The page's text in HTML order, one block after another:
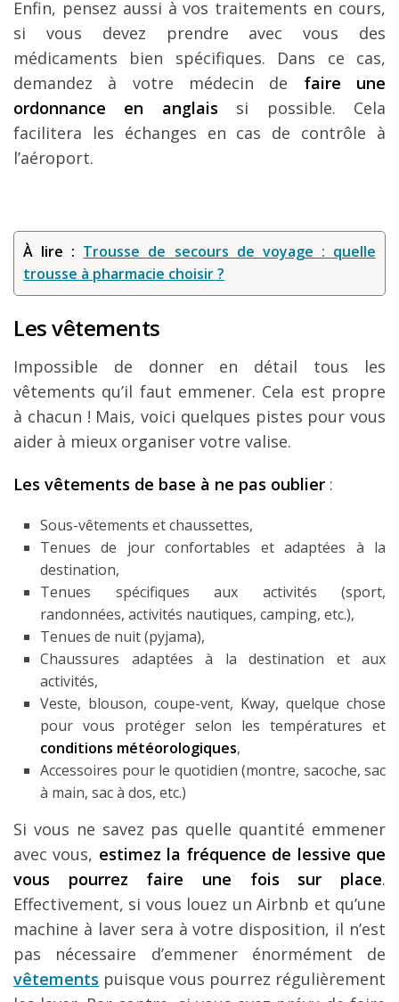
Enfin, pensez aussi à vos traitements en cours,
si vous devez prendre avec vous des
médicaments bien spécifiques. Dans ce cas,
demandez à votre médecin de faire une
ordonnance en anglais si possible. Cela
facilitera les échanges en cas de contrôle à
l’aéroport.
À lire : Trousse de secours de voyage : quelle
trousse à pharmacie choisir ?
Les vêtements
Impossible de donner en détail tous les
vêtements qu’il faut emmener. Cela est propre
à chacun ! Mais, voici quelques pistes pour vous
aider à mieux organiser votre valise.
Les vêtements de base à ne pas oublier :
Sous-vêtements et chaussettes,
Tenues de jour confortables et adaptées à la
destination,
Tenues spécifiques aux activités (sport,
randonnées, activités nautiques, camping, etc.),
Tenues de nuit (pyjama),
Chaussures adaptées à la destination et aux
activités,
Veste, blouson, coupe-vent, Kway, quelque chose
pour vous protéger selon les températures et
conditions météorologiques,
Accessoires pour le quotidien (montre, sacoche, sac
à main, sac à dos, etc.)
Si vous ne savez pas quelle quantité emmener
avec vous, estimez la fréquence de lessive que
vous pourrez faire une fois sur place.
Effectivement, si vous louez un Airbnb et qu’une
machine à laver sera à votre disposition, il n’est
pas nécessaire d’emmener énormément de
vêtements puisque vous pourrez régulièrement